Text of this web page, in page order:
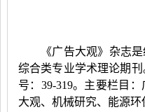
《广告大观》杂志
综合类专业学术理论期刊
号： 39-319。主要栏目：
大观、机械研究、能源环